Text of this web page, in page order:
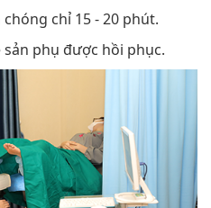
chỉ 15 - 20 phút.
sản phụ được hồi phục.